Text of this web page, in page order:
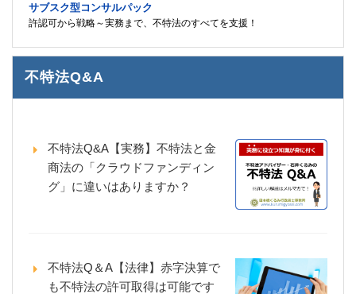
サブスク型コンサルパック
許認可から戦略～実務まで、不特法のすべてを支援！
不特法Q&A
不特法Q&A【実務】不特法と金
商法の「クラウドファンディン
グ」に違いはありますか？
不特法Q＆A【法律】赤字決算で
も不特法の許可取得は可能です